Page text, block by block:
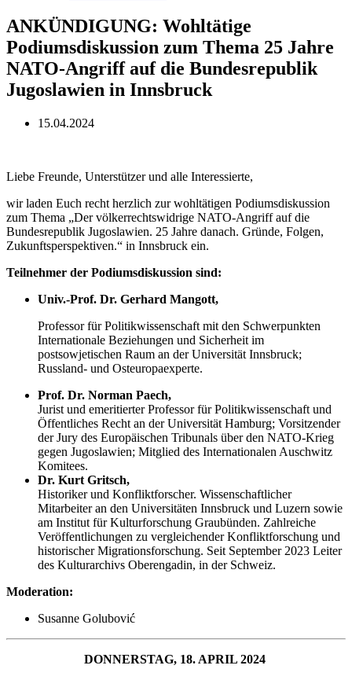
ANKÜNDIGUNG: Wohltätige
Podiumsdiskussion zum Thema 25 Jahre
NATO-Angriff auf die Bundesrepublik
Jugoslawien in Innsbruck
15.04.2024
Liebe Freunde, Unterstützer und alle Interessierte,
wir laden Euch recht herzlich zur wohltätigen Podiumsdiskussion
zum Thema „Der völkerrechtswidrige NATO-Angriff auf die
Bundesrepublik Jugoslawien. 25 Jahre danach. Gründe, Folgen,
Zukunftsperspektiven.“ in Innsbruck ein.
Teilnehmer der Podiumsdiskussion sind:
Univ.-Prof. Dr. Gerhard Mangott,
Professor für Politikwissenschaft mit den Schwerpunkten
Internationale Beziehungen und Sicherheit im
postsowjetischen Raum an der Universität Innsbruck;
Russland- und Osteuropaexperte.
Prof. Dr. Norman Paech,
Jurist und emeritierter Professor für Politikwissenschaft und
Öffentliches Recht an der Universität Hamburg; Vorsitzender
der Jury des Europäischen Tribunals über den NATO-Krieg
gegen Jugoslawien; Mitglied des Internationalen Auschwitz
Komitees.
Dr. Kurt Gritsch,
Historiker und Konfliktforscher. Wissenschaftlicher
Mitarbeiter an den Universitäten Innsbruck und Luzern sowie
am Institut für Kulturforschung Graubünden. Zahlreiche
Veröffentlichungen zu vergleichender Konfliktforschung und
historischer Migrationsforschung. Seit September 2023 Leiter
des Kulturarchivs Oberengadin, in der Schweiz.
Moderation:
Susanne Golubović
DONNERSTAG, 18. APRIL 2024